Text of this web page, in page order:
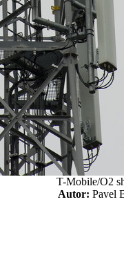
T-Mobile/O2
Autor: